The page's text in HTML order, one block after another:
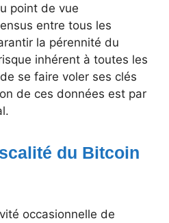
point de vue
entre tous les
la pérennité du
inhérent à toutes les
se faire voler ses clés
de ces données est par
du Bitcoin
occasionnelle de